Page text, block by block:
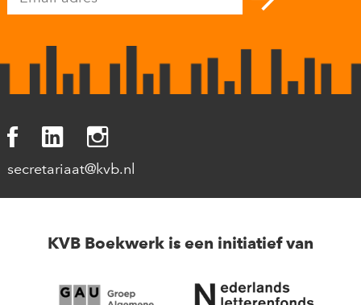
secretariaat@kvb.nl
KVB Boekwerk is een initiatief van